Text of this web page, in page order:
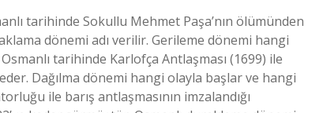
tarihinde Sokullu Mehmet Paşa’nın ölümünden
dönemi adı verilir. Gerileme dönemi hangi
tarihinde Karlofça Antlaşması (1699) ile
Dağılma dönemi hangi olayla başlar ve hangi
ile barış antlaşmasının imzalandığı